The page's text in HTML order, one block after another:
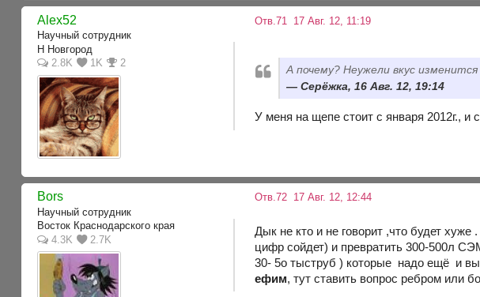
Alex52
Научный сотрудник
Н Новгород
2.8K
1K 2
Отв.71 17 Авг. 12, 11:19
А почему? Неужели вкус
Серёжка, 16 Авг. 12, 19:14
У меня на щепе стоит с января 2012г., и
Bors
Научный сотрудник
Восток Краснодарского края
4.3K
2.7K
Отв.72 17 Авг. 12, 12:44
Дык не кто и не говорит ,что будет
цифр сойдет) и превратить 300-500л
30- 5о тыструб ) которые надо ещё и
ефим, тут ставить вопрос ребром или